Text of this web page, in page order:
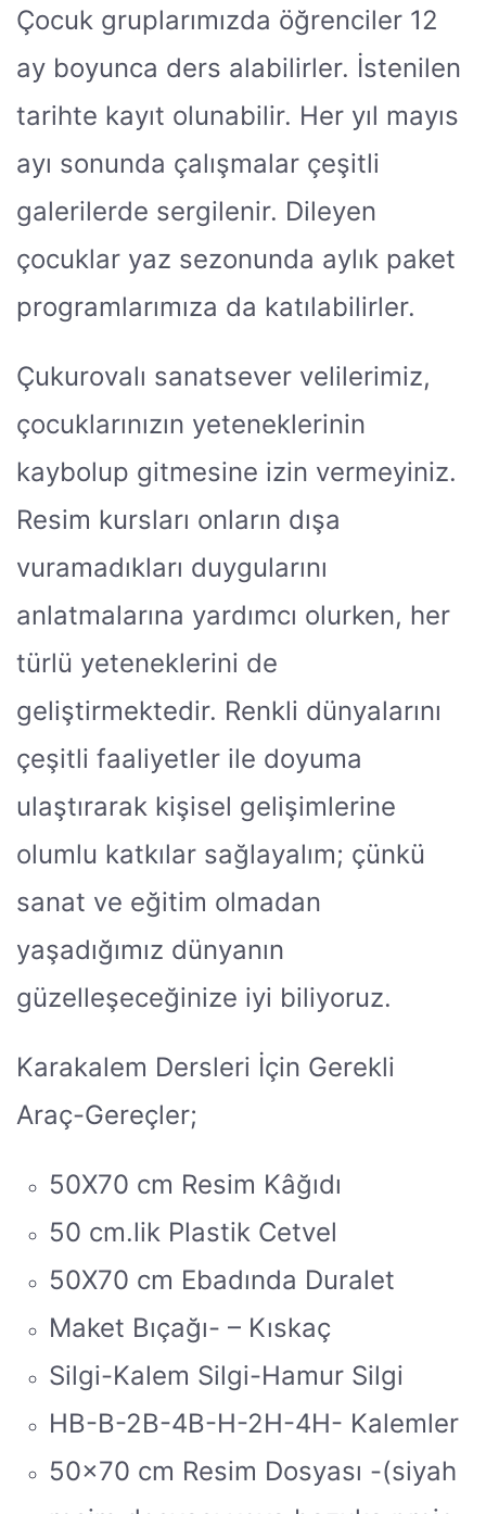
Çocuk gruplarımızda öğrenciler 12
ay boyunca ders alabilirler. İstenilen
tarihte kayıt olunabilir. Her yıl mayıs
ayı sonunda çalışmalar çeşitli
galerilerde sergilenir. Dileyen
çocuklar yaz sezonunda aylık paket
programlarımıza da katılabilirler.
Çukurovalı sanatsever velilerimiz,
çocuklarınızın yeteneklerinin
kaybolup gitmesine izin vermeyiniz.
Resim kursları onların dışa
vuramadıkları duygularını
anlatmalarına yardımcı olurken, her
türlü yeteneklerini de
geliştirmektedir. Renkli dünyalarını
çeşitli faaliyetler ile doyuma
ulaştırarak kişisel gelişimlerine
olumlu katkılar sağlayalım; çünkü
sanat ve eğitim olmadan
yaşadığımız dünyanın
güzelleşeceğinize iyi biliyoruz.
Karakalem Dersleri İçin Gerekli
Araç-Gereçler;
50X70 cm Resim Kâğıdı
50 cm.lik Plastik Cetvel
50X70 cm Ebadında Duralet
Maket Bıçağı- – Kıskaç
Silgi-Kalem Silgi-Hamur Silgi
HB-B-2B-4B-H-2H-4H- Kalemler
50×70 cm Resim Dosyası -(siyah